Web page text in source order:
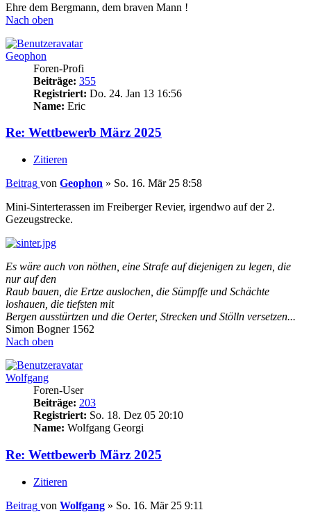
Ehre dem Bergmann, dem braven Mann !
Nach oben
Geophon
Foren-Profi
Beiträge: 355
Registriert: Do. 24. Jan 13 16:56
Name: Eric
Re: Wettbewerb März 2025
Zitieren
Beitrag von Geophon » So. 16. Mär 25 8:58
Mini-Sinterterassen im Freiberger Revier, irgendwo auf der 2.
Gezeugstrecke.
Es wäre auch von nöthen, eine Strafe auf diejenigen zu legen, die
nur auf den
Raub bauen, die Ertze auslochen, die Sümpffe und Schächte
loshauen, die tiefsten mit
Bergen ausstürtzen und die Oerter, Strecken und Stölln versetzen...
Simon Bogner 1562
Nach oben
Wolfgang
Foren-User
Beiträge: 203
Registriert: So. 18. Dez 05 20:10
Name: Wolfgang Georgi
Re: Wettbewerb März 2025
Zitieren
Beitrag von Wolfgang » So. 16. Mär 25 9:11